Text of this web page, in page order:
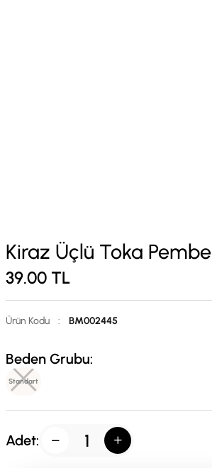
Kiraz Üçlü Toka Pembe
39.00 TL
Ürün Kodu : BM002445
Beden Grubu:
Standart
Adet: